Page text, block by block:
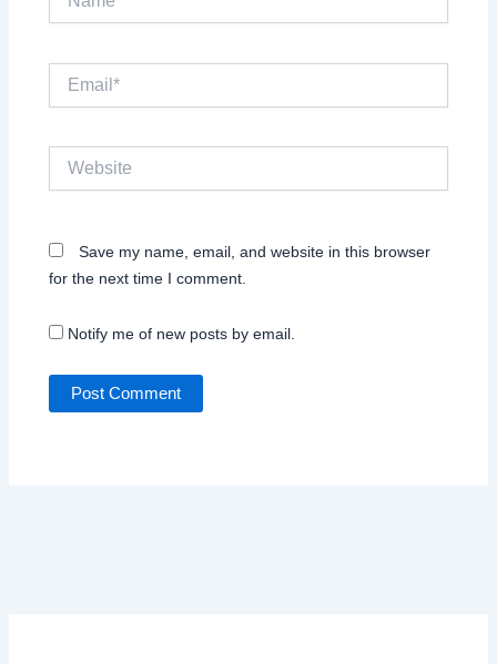
Website
Save my name, email, and website in this browser
for the next time I comment.
Notify me of new posts by email.